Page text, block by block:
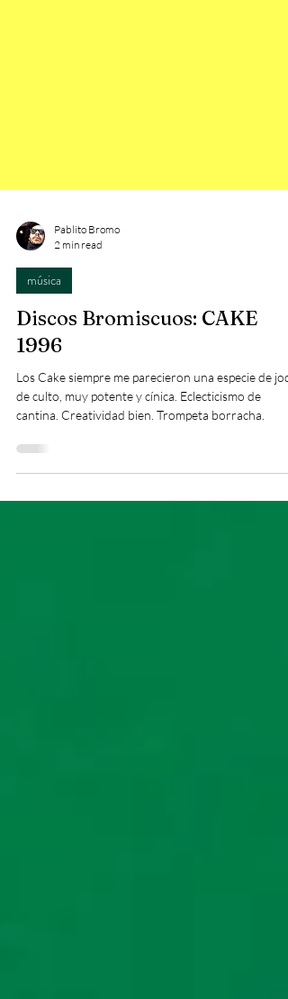
2 min read
música
Discos Bromiscuos: CAKE
1996
Los Cake siempre me parecieron una especie de
cantina. Creatividad bien. Trompeta borracha.